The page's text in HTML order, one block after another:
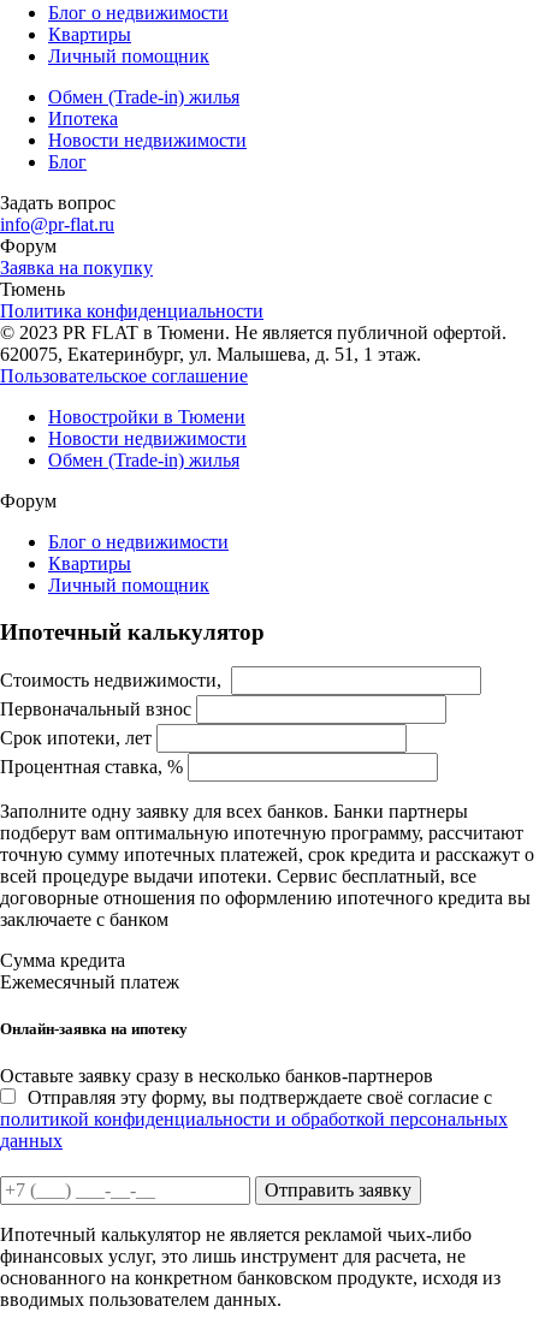
Блог о недвижимости
Квартиры
Личный помощник
Обмен (Trade-in) жилья
Ипотека
Новости недвижимости
Блог
Задать вопрос
info@pr-flat.ru
Форум
Заявка на покупку
Тюмень
Политика конфиденциальности
© 2023 PR FLAT в Тюмени. Не является публичной офертой.
620075, Екатеринбург, ул. Малышева, д. 51, 1 этаж.
Пользовательское соглашение
Новостройки в Тюмени
Новости недвижимости
Обмен (Trade-in) жилья
Форум
Блог о недвижимости
Квартиры
Личный помощник
Ипотечный калькулятор
Стоимость недвижимости,
Первоначальный взнос
Срок ипотеки, лет
Процентная ставка, %
Заполните одну заявку для всех банков. Банки партнеры
подберут вам оптимальную ипотечную программу, рассчитают
точную сумму ипотечных платежей, срок кредита и расскажут о
всей процедуре выдачи ипотеки. Сервис бесплатный, все
договорные отношения по оформлению ипотечного кредита вы
заключаете с банком
Сумма кредита
Ежемесячный платеж
Онлайн-заявка на ипотеку
Оставьте заявку сразу в несколько банков-партнеров
Отправляя эту форму, вы подтверждаете своё согласие с
политикой конфиденциальности и обработкой персональных
данных
Отправить заявку
Ипотечный калькулятор не является рекламой чьих-либо
финансовых услуг, это лишь инструмент для расчета, не
основанного на конкретном банковском продукте, исходя из
вводимых пользователем данных.